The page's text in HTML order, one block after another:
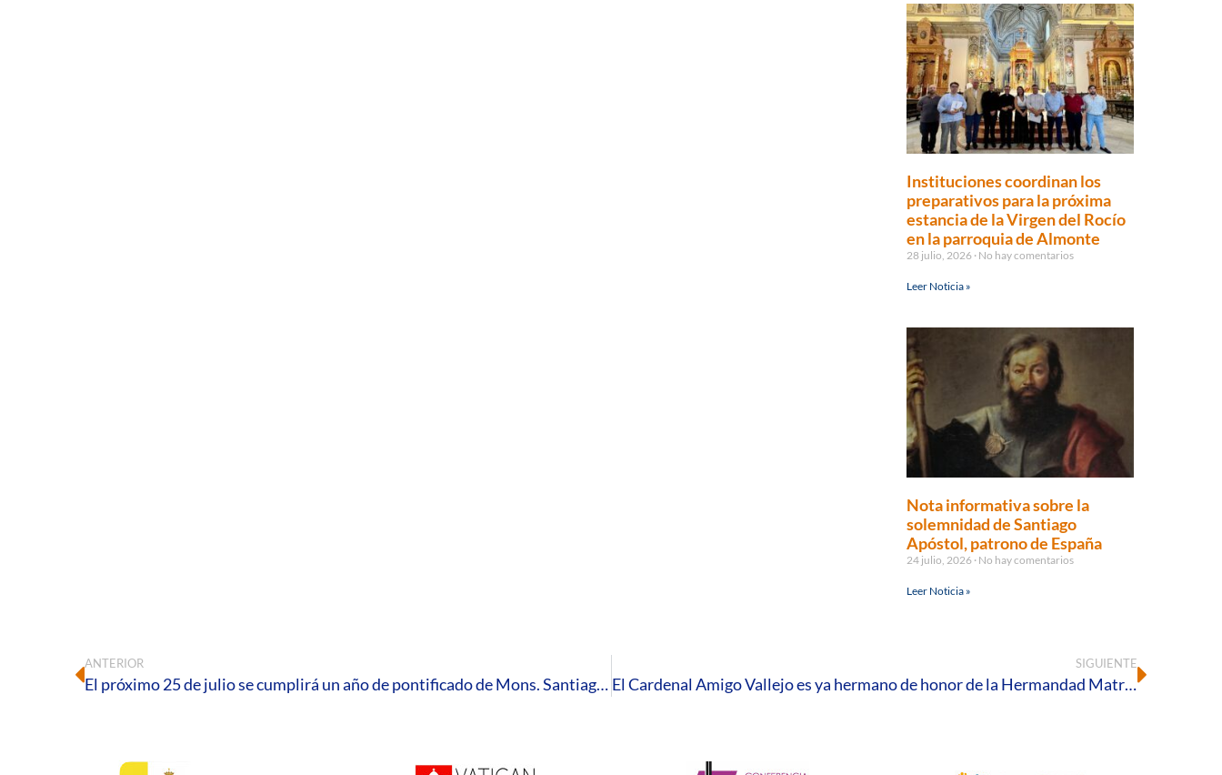
Instituciones coordinan los
preparativos para la próxima
estancia de la Virgen del Rocío
en la parroquia de Almonte
28 julio, 2026 No hay comentarios
Leer Noticia »
Nota informativa sobre la
solemnidad de Santiago
Apóstol, patrono de España
24 julio, 2026 No hay comentarios
Leer Noticia »
ANTERIOR
El próximo 25 de julio se cumplirá un año de pontificado de Mons. Santiago Gómez Sierra en la Diócesis de Huelva
SIGUIENTE
El Cardenal Amigo Vallejo es ya hermano de honor de la Hermandad Matriz de Almonte